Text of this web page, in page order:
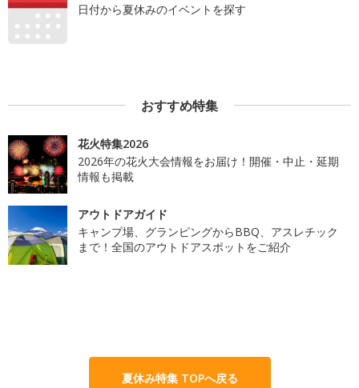
日付から夏休みのイベントを探す
おすすめ特集
花火特集2026
2026年の花火大会情報をお届け！開催・中止・延期
情報も掲載
アウトドアガイド
キャンプ場、グランピングからBBQ、アスレチック
まで！全国のアウトドアスポットをご紹介
夏休み特集 TOPへ戻る